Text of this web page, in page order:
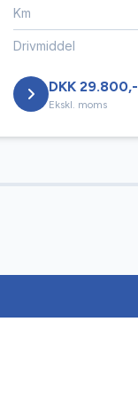
Km
Drivmiddel
DKK 29.800,-
Ekskl. moms